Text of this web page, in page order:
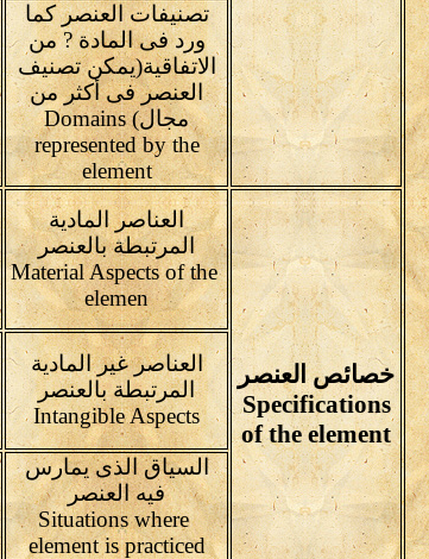
تصنيفات العنصر كما
ورد فى المادة ? من
الاتفاقية(يمكن تصنيف
العنصر فى أكثر من
مجال) Domains
represented by the
element
خصائص العنصر
Specifications
of the element
العناصر المادية
المرتبطة بالعنصر
Material Aspects of the
elemen
العناصر غير المادية
المرتبطة بالعنصر
Intangible Aspects
السياق الذى يمارس
فيه العنصر
Situations where
element is practiced